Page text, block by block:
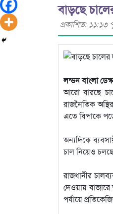
বাড়ছে
প্রকাশিত: ১১:১৩
লন্ডন বাংলা
আরো বারছে
রাজনৈতিক
এতে বিপাকে
অন্যদিকে
চাল নিয়েও
রাজধানীর
দেওয়ায়
পর্যায়ে